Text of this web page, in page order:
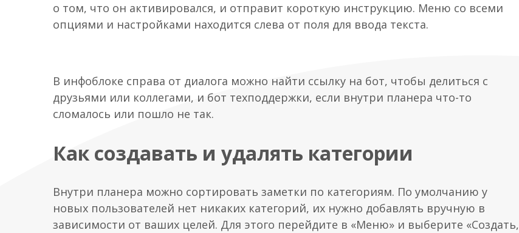
о том, что он активировался, и отправит короткую инструкцию. Меню со всеми
опциями и настройками находится слева от поля для ввода текста.
В инфоблоке справа от диалога можно найти ссылку на бот, чтобы делиться с
друзьями или коллегами, и бот техподдержки, если внутри планера что-то
сломалось или пошло не так.
Как создавать и удалять категории
Внутри планера можно сортировать заметки по категориям. По умолчанию у
новых пользователей нет никаких категорий, их нужно добавлять вручную в
зависимости от ваших целей. Для этого перейдите в «Меню» и выберите «Создать,